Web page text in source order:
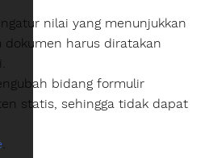
nilai yang menunjukkan
harus diratakan
bidang formulir
statis, sehingga tidak dapat
.